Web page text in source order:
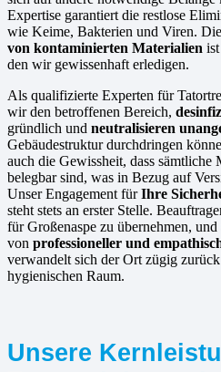
Expertise garantiert die restlose
wie Keime, Bakterien und Viren. Die
von kontaminierten Materialien
den wir gewissenhaft erledigen.
Als qualifizierte Experten für
wir den betroffenen Bereich,
gründlich und neutralisieren
Gebäudestruktur durchdringen
auch die Gewissheit, dass sämtliche
belegbar sind, was in Bezug auf
Unser Engagement fürIhre
steht stets an erster Stelle.
für Großenaspe zu übernehmen,
von professioneller und
verwandelt sich der Ort zügig
hygienischen Raum.
Unsere